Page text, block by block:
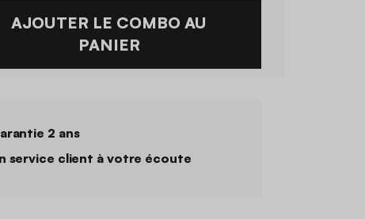
AJOUTER LE COMBO AU
PANIER
2 ans
service client à votre écoute